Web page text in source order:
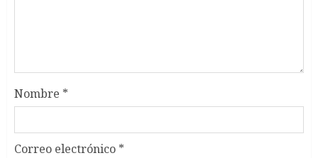
Nombre *
Correo electrónico *